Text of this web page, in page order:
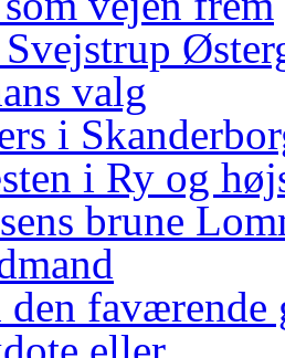
valg
i
i Ry og
brune
den faværende